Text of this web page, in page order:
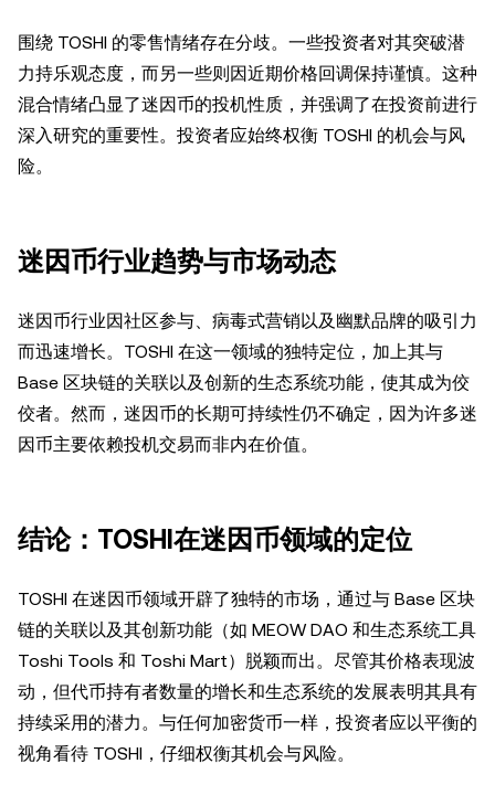
围绕 TOSHI 的零售情绪存在分歧。一些投资者对其突破潜
力持乐观态度，而另一些则因近期价格回调保持谨慎。这种
混合情绪凸显了迷因币的投机性质，并强调了在投资前进行
深入研究的重要性。投资者应始终权衡 TOSHI 的机会与风
险。
迷因币行业趋势与市场动态
迷因币行业因社区参与、病毒式营销以及幽默品牌的吸引力
而迅速增长。TOSHI 在这一领域的独特定位，加上其与
Base 区块链的关联以及创新的生态系统功能，使其成为佼
佼者。然而，迷因币的长期可持续性仍不确定，因为许多迷
因币主要依赖投机交易而非内在价值。
结论：TOSHI在迷因币领域的定位
TOSHI 在迷因币领域开辟了独特的市场，通过与 Base 区块
链的关联以及其创新功能（如 MEOW DAO 和生态系统工具
Toshi Tools 和 Toshi Mart）脱颖而出。尽管其价格表现波
动，但代币持有者数量的增长和生态系统的发展表明其具有
持续采用的潜力。与任何加密货币一样，投资者应以平衡的
视角看待 TOSHI，仔细权衡其机会与风险。